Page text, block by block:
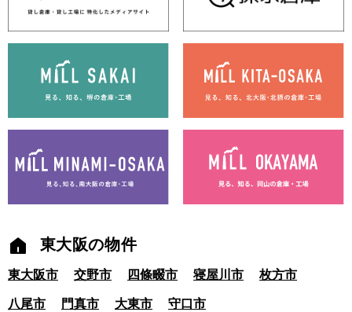
東大阪の物件
東大阪市 交野市 四條畷市 寝屋川市 枚方市
八尾市 門真市 大東市 守口市